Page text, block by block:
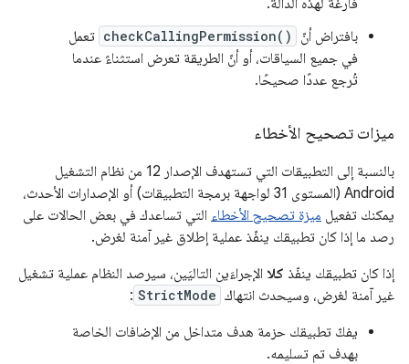
فارغة لهذه الدالة.
بافتراض أنّ
checkCallingPermission() تعمل
في جميع السياقات، أو أنّ الطريقة تعرض استثناءً عندما
تُرجع عددًا صحيحًا.
ميزات تصحيح الأخطاء
بالنسبة إلى التطبيقات التي تستهدف الإصدار 12 من نظام التشغيل
Android (المستوى 31 لواجهة برمجة التطبيقات) أو الإصدارات الأحدث،
يمكنك تفعيل ميزة تصحيح الأخطاء التي تساعدك في بعض الحالات على
رصد ما إذا كان تطبيقك ينفّذ عملية إطلاق غير آمنة لغرض.
إذا كان تطبيقك ينفّذ كلا الإجراءَين التاليَين، سيرصد النظام عملية تشغيل
غير آمنة لغرض، وسيحدث انتهاك StrictMode
:
يفكّ تطبيقك حزمة هدف متداخل من الإضافات الخاصة
بهدف تم تسليمه.